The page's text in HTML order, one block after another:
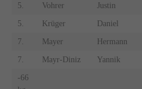
5. Vohrer Justin
5. Krüger Daniel
7. Mayer Hermann
7. Mayr-Diniz Yannik
-66